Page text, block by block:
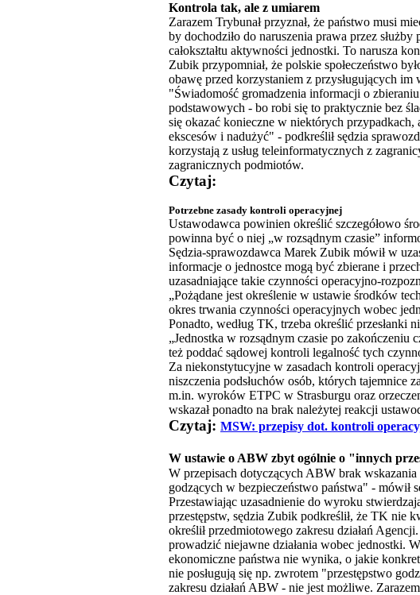
Kontrola tak, ale z umiarem
Zarazem Trybunał przyznał, że państwo musi
by dochodziło do naruszenia prawa przez
całokształtu aktywności jednostki. To narusza
Zubik przypomniał, że polskie społeczeństwo
obawę przed korzystaniem z przysługujących
"Świadomość gromadzenia informacji o
podstawowych - bo robi się to praktycznie bez
się okazać konieczne w niektórych przypadkach,
ekscesów i nadużyć" - podkreślił sędzia
korzystają z usług teleinformatycznych z
zagranicznych podmiotów.
Czytaj:
Potrzebne zasady kontroli operacyjnej
Ustawodawca powinien określić szczegółowo
powinna być o niej „w rozsądnym czasie”
Sędzia-sprawozdawca Marek Zubik mówił w
informacje o jednostce mogą być zbierane i
uzasadniające takie czynności operacyjno-
„Pożądane jest określenie w ustawie środków
okres trwania czynności operacyjnych wobec
Ponadto, według TK, trzeba określić przesłanki
„Jednostka w rozsądnym czasie po
też poddać sądowej kontroli legalność tych
Za niekonstytucyjne w zasadach kontroli
niszczenia podsłuchów osób, których tajemnice
m.in. wyroków ETPC w Strasburgu oraz
wskazał ponadto na brak należytej reakcji
Czytaj: MSW: przepisy dot. kontroli
W ustawie o ABW zbyt ogólnie o "innych
W przepisach dotyczących ABW brak
godzących w bezpieczeństwo państwa" - mówił
Przestawiając uzasadnienie do wyroku
przestępstw, sędzia Zubik podkreślił, że TK nie
określił przedmiotowego zakresu działań
prowadzić niejawne działania wobec jednostki.
ekonomiczne państwa nie wynika, o jakie
nie posługują się np. zwrotem "przestępstwo
zakresu działań ABW - nie jest możliwe.